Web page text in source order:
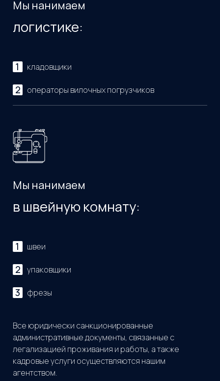
Мы нанимаем
логистике:
кладовщики
операторы вилочных погрузчиков
Мы нанимаем
в швейную комнату:
швеи
упаковщики
фрезы
Все юридически санкционированные
административные документы, связанные с
легализацией проживания и работы, а также
кадровые услуги осуществляются нашим
агентством.